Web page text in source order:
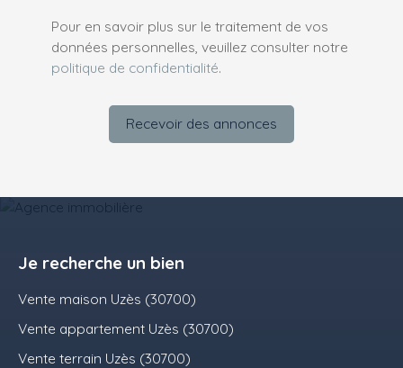
Pour en savoir plus sur le traitement de vos
données personnelles, veuillez consulter notre
politique de confidentialité.
Recevoir des annonces
Je recherche un bien
Vente maison Uzès (30700)
Vente appartement Uzès (30700)
Vente terrain Uzès (30700)